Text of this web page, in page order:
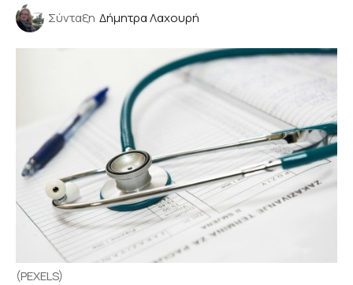
Σύνταξη Δήμητρα Λαχουρή
(PEXELS)